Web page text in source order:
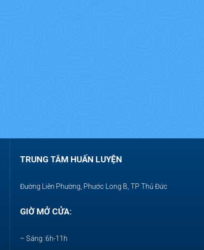
TRUNG TÂM HUẤN LUYỆN
Đường Liên Phường, Phước Long B, TP Thủ Đức
GIỜ MỞ CỬA:
– Sáng :6h-11h